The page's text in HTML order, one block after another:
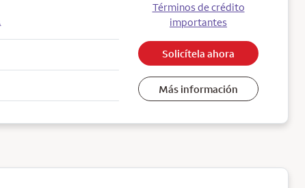
Términos de crédito
importantes
Solicítela ahora
Más información